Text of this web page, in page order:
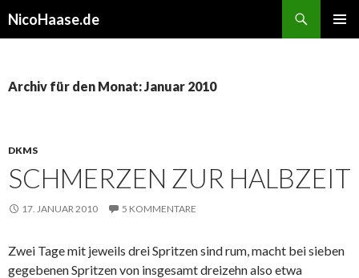
NicoHaase.de
Archiv für den Monat: Januar 2010
DKMS
SCHMERZEN ZUR HALBZEIT
17. JANUAR 2010 5 KOMMENTARE
Zwei Tage mit jeweils drei Spritzen sind rum, macht bei sieben
gegebenen Spritzen von insgesamt dreizehn also etwa